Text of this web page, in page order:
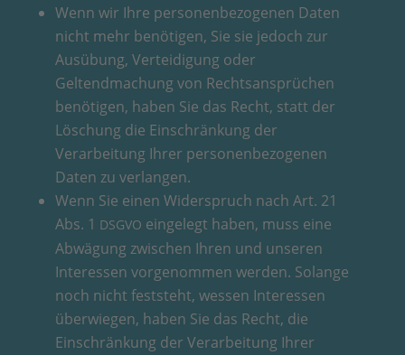
Wenn wir Ihre personenbezogenen Daten
nicht mehr benötigen, Sie sie jedoch zur
Ausübung, Verteidigung oder
Geltendmachung von Rechtsansprüchen
benötigen, haben Sie das Recht, statt der
Löschung die Einschränkung der
Verarbeitung Ihrer personenbezogenen
Daten zu verlangen.
Wenn Sie einen Widerspruch nach Art. 21
Abs. 1 DSGVO eingelegt haben, muss eine
Abwägung zwischen Ihren und unseren
Interessen vorgenommen werden. Solange
noch nicht feststeht, wessen Interessen
überwiegen, haben Sie das Recht, die
Einschränkung der Verarbeitung Ihrer